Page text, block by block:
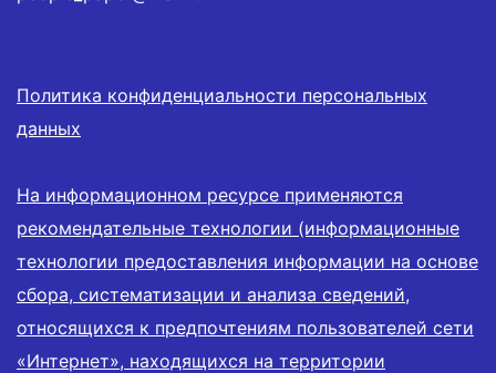
Политика конфиденциальности персональных
данных
На информационном ресурсе применяются
рекомендательные технологии (информационные
технологии предоставления информации на основе
сбора, систематизации и анализа сведений,
относящихся к предпочтениям пользователей сети
«Интернет», находящихся на территории